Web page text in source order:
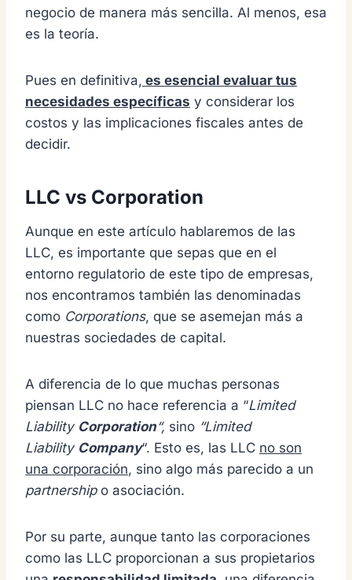
negocio de manera más sencilla. Al menos, esa
es la teoría.
Pues en definitiva, es esencial evaluar tus
necesidades específicas y considerar los
costos y las implicaciones fiscales antes de
decidir.
LLC vs Corporation
Aunque en este artículo hablaremos de las
LLC, es importante que sepas que en el
entorno regulatorio de este tipo de empresas,
nos encontramos también las denominadas
como Corporations, que se asemejan más a
nuestras sociedades de capital.
A diferencia de lo que muchas personas
piensan LLC no hace referencia a “Limited
Liability Corporation“, sino “Limited
Liability Company“. Esto es, las LLC no son
una corporación, sino algo más parecido a un
partnership o asociación.
Por su parte, aunque tanto las corporaciones
como las LLC proporcionan a sus propietarios